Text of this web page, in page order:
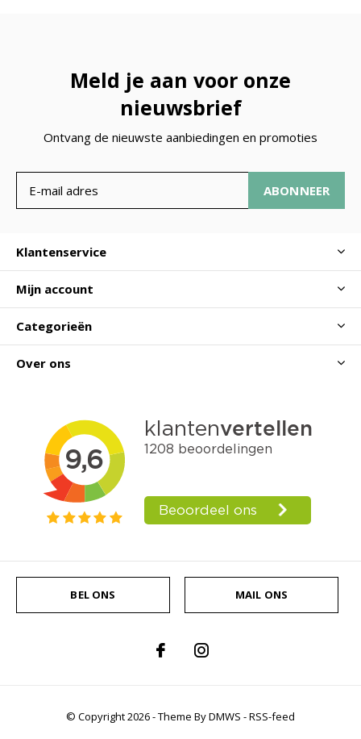
Meld je aan voor onze
nieuwsbrief
Ontvang de nieuwste aanbiedingen en promoties
ABONNEER
Klantenservice
Mijn account
Categorieën
Over ons
BEL ONS MAIL ONS
© Copyright2026- Theme ByDMWS -RSS-feed